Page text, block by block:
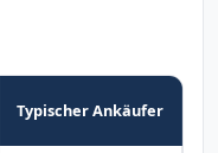
Typischer Ankäufer